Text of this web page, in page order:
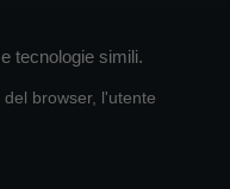
tecnologie simili.
browser, l'utente